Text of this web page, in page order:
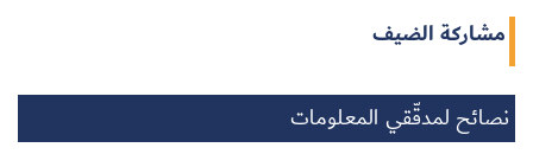
مشاركة الضيف
نصائح لمدقّقي المعلومات